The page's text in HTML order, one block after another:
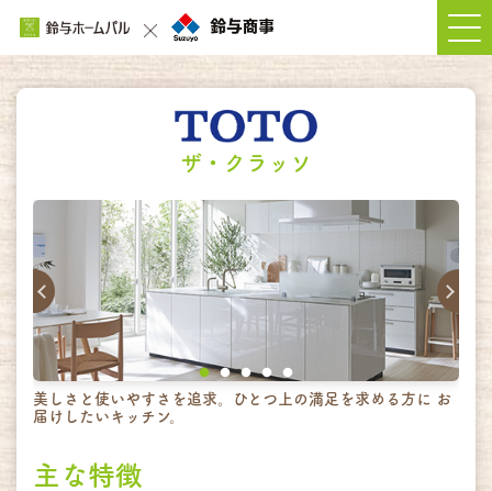
ザ・クラッソ
美しさと使いやすさを追求。ひとつ上の満足を求める方に お
届けしたいキッチン。
主な特徴